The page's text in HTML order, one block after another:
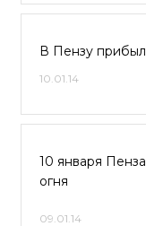
В Пензу
10.01.14
10 января
огня
09.01.14